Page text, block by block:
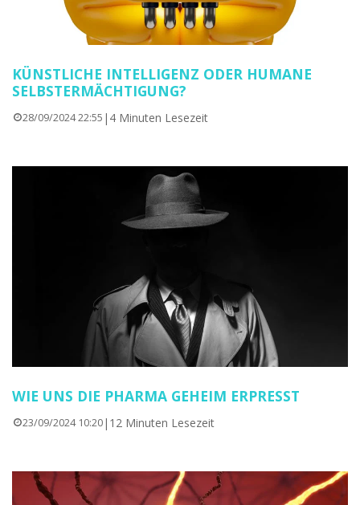
KÜNSTLICHE INTELLIGENZ ODER HUMANE
SELBSTERMÄCHTIGUNG?
28/09/2024 22:55 | 4 Minuten Lesezeit
WIE UNS DIE PHARMA GEHEIM ERPRESST
23/09/2024 10:20| 12 Minuten Lesezeit